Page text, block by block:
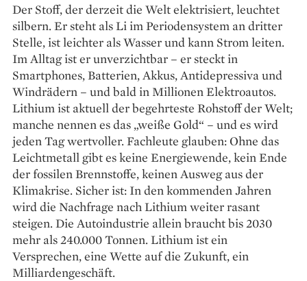
Der Stoff, der derzeit die Welt elektrisiert, leuch­tet
silbern. Er steht als Li im Periodensystem an dritter
Stelle, ist leichter als Wasser und kann Strom leiten.
Im Alltag ist er unverzichtbar – er steckt in
Smartphones, Batterien, Akkus, Anti­depressiva und
Windrädern – und bald in Mil­lionen Elektroautos.
Lithium ist aktuell der be­gehrteste Rohstoff der Welt;
manche nennen es das „weiße Gold“ – und es wird
jeden Tag wert­voller. Fachleute glauben: Ohne das
Leichtmetall gibt es keine Energiewende, kein Ende
der fossilen Brennstoffe, keinen Ausweg aus der
Klimakrise. ­Sicher ist: In den kommenden Jahren
wird die Nachfrage nach Lithium weiter rasant
steigen. Die Autoindustrie allein braucht bis 2030
mehr als 240.000 Tonnen. Lithium ist ein
Versprechen, eine Wette auf die Zukunft, ein
Milliardengeschäft.